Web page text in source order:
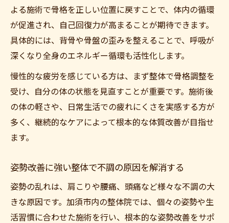
よる施術で骨格を正しい位置に戻すことで、体内の循環
が促進され、自己回復力が高まることが期待できます。
具体的には、背骨や骨盤の歪みを整えることで、呼吸が
深くなり全身のエネルギー循環も活性化します。
慢性的な疲労を感じている方は、まず整体で骨格調整を
受け、自分の体の状態を見直すことが重要です。施術後
の体の軽さや、日常生活での疲れにくさを実感する方が
多く、継続的なケアによって根本的な体質改善が目指せ
ます。
姿勢改善に強い整体で不調の原因を解消する
姿勢の乱れは、肩こりや腰痛、頭痛など様々な不調の大
きな原因です。加須市内の整体院では、個々の姿勢や生
活習慣に合わせた施術を行い、根本的な姿勢改善をサポ